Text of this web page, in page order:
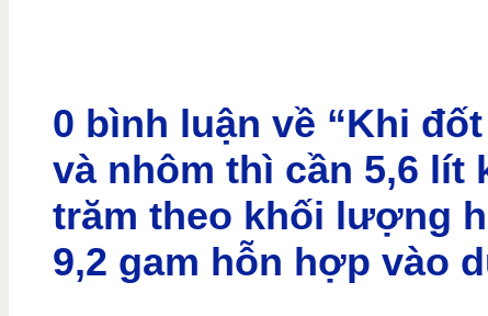
0 bình luận về “Khi
và nhôm thì cần 5,6 lít
trăm theo khối lượng
9,2 gam hỗn hợp vào